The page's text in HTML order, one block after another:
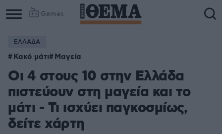
Games
ΕΛΛΑΔΑ
Κακό μάτι Μαγεία
Οι 4 στους 10 στην Ελλάδα
πιστεύουν στη μαγεία και το
μάτι - Τι ισχύει παγκοσμίως,
δείτε χάρτη